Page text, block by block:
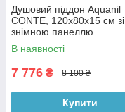
Душовий піддон Aquanil
CONTE, 120х80х15 см зі
знімною панеллю
В наявності
7 776 ₴ 8 100 ₴
Купити